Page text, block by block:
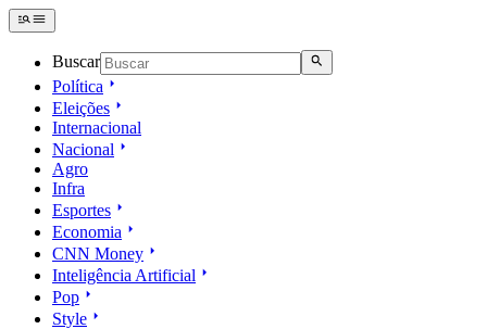
Buscar
Política
Eleições
Internacional
Nacional
Agro
Infra
Esportes
Economia
CNN Money
Inteligência Artificial
Pop
Style